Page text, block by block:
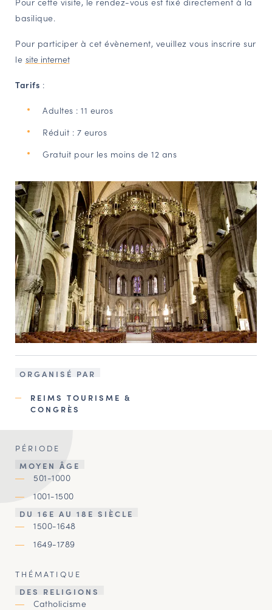
basilique.
Pour participer à cet évènement, veuillez vous inscrire sur
le site internet
Tarifs :
Adultes : 11 euros
Réduit : 7 euros
Gratuit pour les moins de 12 ans
ORGANISÉ PAR
REIMS TOURISME &
CONGRÈS
PÉRIODE
MOYEN ÂGE
501-1000
1001-1500
DU 16E AU 18E SIÈCLE
1500-1648
1649-1789
THÉMATIQUE
DES RELIGIONS
Catholicisme